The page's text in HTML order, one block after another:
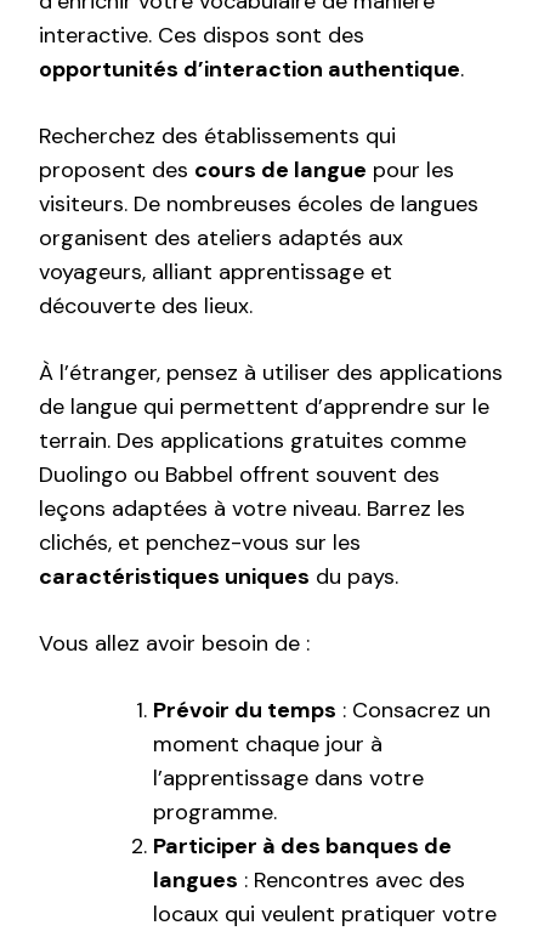
interactive. Ces dispos sont des
opportunités d’interaction authentique.
Recherchez des établissements qui
proposent des cours de langue pour les
visiteurs. De nombreuses écoles de langues
organisent des ateliers adaptés aux
voyageurs, alliant apprentissage et
découverte des lieux.
À l’étranger, pensez à utiliser des applications
de langue qui permettent d’apprendre sur le
terrain. Des applications gratuites comme
Duolingo ou Babbel offrent souvent des
leçons adaptées à votre niveau. Barrez les
clichés, et penchez-vous sur les
caractéristiques uniques du pays.
Vous allez avoir besoin de :
Prévoir du temps : Consacrez un
moment chaque jour à
l’apprentissage dans votre
programme.
Participer à des banques de
langues : Rencontres avec des
locaux qui veulent pratiquer votre